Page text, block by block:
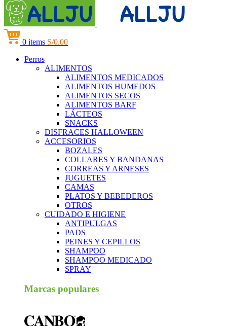
0 items S/0.00
Perros
ALIMENTOS
ALIMENTOS MEDICADOS
ALIMENTOS HUMEDOS
ALIMENTOS SECOS
ALIMENTOS BARF
LÁCTEOS
SNACKS
DISFRACES HALLOWEEN
ACCESORIOS
BOZALES
COLLARES Y BANDANAS
CORREAS Y ARNESES
JUGUETES
CAMAS
PLATOS Y BEBEDEROS
OTROS
CUIDADO E HIGIENE
ANTIPULGAS
PADS
PEINES Y CEPILLOS
SHAMPOO
SHAMPOO MEDICADO
SPRAY
Marcas populares